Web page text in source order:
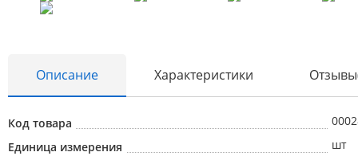
Описание Характеристики
Код товара
Единица измерения
шт